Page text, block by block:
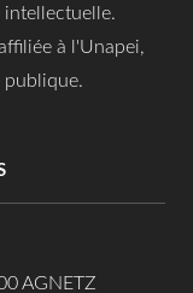
intellectuelle.
à l'Unapei,
publique.
AGNETZ